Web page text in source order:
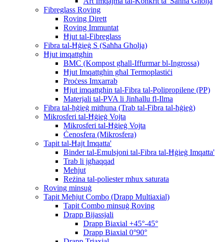
Fibreglass Roving
Roving Dirett
Roving Immuntat
Ħjut tal-Fibreglass
Fibra tal-Ħġieġ S (Saħħa Għolja)
Ħjut imqattgħin
BMC (Kompost għall-Iffurmar bl-Ingrossa)
Ħjut Imqattgħin għal Termoplastiċi
Proċess Imxarrab
Ħjut imqattgħin tal-Fibra tal-Polipropilene (PP)
Materjali tal-PVA li Jinħallu fl-Ilma
Fibra tal-ħġieġ mitħuna (Trab tal-Fibra tal-ħġieġ)
Mikrosferi tal-Ħġieġ Vojta
Mikrosferi tal-Ħġieġ Vojta
Ċenosfera (Mikrosfera)
Tapit tal-Ħajt Imqatta'
Binder tal-Emulsjoni tal-Fibra tal-Ħġieġ Imqatta'
Trab li jgħaqqad
Meħjut
Reżina tal-poliester mhux saturata
Roving minsuġ
Tapit Meħjut Combo (Drapp Multiaxial)
Tapit Combo minsuġ Roving
Drapp Bijassjali
Drapp Biaxial +45°-45°
Drapp Biaxial 0°90°